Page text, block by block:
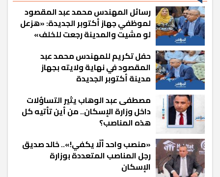
رسائل المهندس محمد عبد المقصود
لموظفي جهاز أكتوبر الجديدة: «هزعل
لو مشيت والمدينة رجعت للخلف»
حفل تكريم للمهندس محمد عبد
المقصود في نهاية ولايته بجهاز
مدينة أكتوبر الجديدة
مصطفى عبد الوهاب يثير التساؤلات
داخل وزارة الإسكان.. من أين تأتيه كل
هذه المناصب؟
«منصب واحد ألّا يكفي!».. خالد صديق
رجل المناصب المتعددة بوزارة
الإسكان